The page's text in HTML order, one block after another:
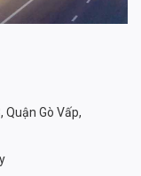
Quận Gò Vấp,